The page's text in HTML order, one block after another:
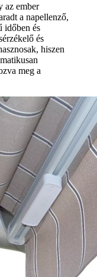
az ember
a napellenző,
időben és
és
hiszen
meg a